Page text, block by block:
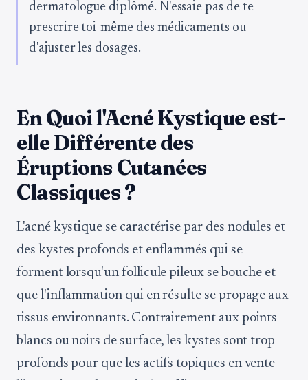
dermatologue diplômé. N'essaie pas de te
prescrire toi-même des médicaments ou
d'ajuster les dosages.
En Quoi l'Acné Kystique est-
elle Différente des
Éruptions Cutanées
Classiques ?
L'acné kystique se caractérise par des nodules et
des kystes profonds et enflammés qui se
forment lorsqu'un follicule pileux se bouche et
que l'inflammation qui en résulte se propage aux
tissus environnants. Contrairement aux points
blancs ou noirs de surface, les kystes sont trop
profonds pour que les actifs topiques en vente